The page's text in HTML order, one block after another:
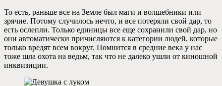
То есть, раньше все на Земле был маги и волшебники или
зрячие. Потому случилось нечто, и все потеряли свой дар, то
есть ослепли. Только единицы все еще сохранили свой дар, но
они автоматически причисляются к категории людей, которые
только вредят всем вокруг. Помнится в средние века у нас
тоже шла охота на ведьм, так что не далеко ушли от киношной
инквизиции.